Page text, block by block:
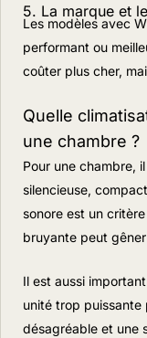
5. La marque et
Les modèles avec
performant ou
coûter plus cher,
Quelle
une chambre ?
Pour une chambre,
silencieuse,
sonore est un
bruyante peut
Il est aussi
unité trop
désagréable et une